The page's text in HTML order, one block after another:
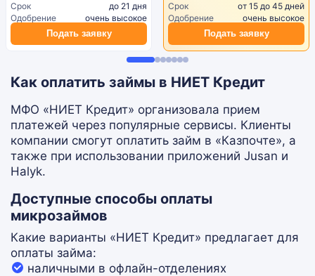
Срок
до 21 дня
Одобрение
очень высокое
Подать заявку
Срок
от 15 до 45 дней
Одобрение
очень высокое
Подать заявку
Как оплатить займы в НИЕТ Кредит
МФО «НИЕТ Кредит» организовала прием
платежей через популярные сервисы. Клиенты
компании смогут оплатить займ в «Казпочте», а
также при использовании приложений Jusan и
Halyk.
Доступные способы оплаты
микрозаймов
Какие варианты «НИЕТ Кредит» предлагает для
оплаты займа:
наличными в офлайн-отделениях